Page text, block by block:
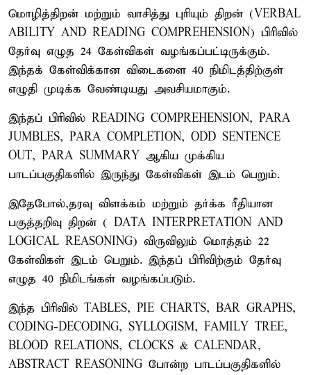
மொழித்திறன் மற்றும் வாசித்து புரியும் திறன் (VERBAL
ABILITY AND READING COMPREHENSION) பிரிவில்
தேர்வு எழுத 24 கேள்விகள் வழங்கப்பட்டிருக்கும்.
இந்தக் கேள்விக்கான விடைகளை 40 நிமிடத்திற்குள்
எழுதி முடிக்க வேண்டியது அவசியமாகும்.
இந்தப் பிரிவில் READING COMPREHENSION, PARA
JUMBLES, PARA COMPLETION, ODD SENTENCE
OUT, PARA SUMMARY ஆகிய முக்கிய
பாடப்பகுதிகளில் இருந்து கேள்விகள் இடம் பெறும்.
இதேபோல்,தரவு விளக்கம் மற்றும் தர்க்க ரீதியான
பகுத்தறிவு திறன் ( DATA INTERPRETATION AND
LOGICAL REASONING) விருவிலும் மொத்தம் 22
கேள்விகள் இடம் பெறும். இந்தப் பிரிவிற்கும் தேர்வு
எழுத 40 நிமிடங்கள் வழங்கப்படும்.
இந்த பிரிவில் TABLES, PIE CHARTS, BAR GRAPHS,
CODING-DECODING, SYLLOGISM, FAMILY TREE,
BLOOD RELATIONS, CLOCKS & CALENDAR,
ABSTRACT REASONING போன்ற பாடப்பகுதிகளில்